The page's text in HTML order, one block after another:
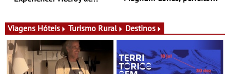
exclusiva
Viagens Hóteis Turismo Rural Destinos